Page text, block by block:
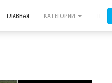
ГЛАВНАЯ КАТЕГОРИИ